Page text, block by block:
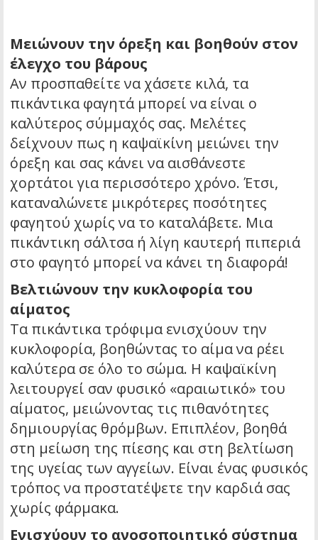
Μειώνουν την όρεξη και βοηθούν στον
έλεγχο του βάρους
Αν προσπαθείτε να χάσετε κιλά, τα
πικάντικα φαγητά μπορεί να είναι ο
καλύτερος σύμμαχός σας. Μελέτες
δείχνουν πως η καψαϊκίνη μειώνει την
όρεξη και σας κάνει να αισθάνεστε
χορτάτοι για περισσότερο χρόνο. Έτσι,
καταναλώνετε μικρότερες ποσότητες
φαγητού χωρίς να το καταλάβετε. Μια
πικάντικη σάλτσα ή λίγη καυτερή πιπεριά
στο φαγητό μπορεί να κάνει τη διαφορά!
Βελτιώνουν την κυκλοφορία του
αίματος
Τα πικάντικα τρόφιμα ενισχύουν την
κυκλοφορία, βοηθώντας το αίμα να ρέει
καλύτερα σε όλο το σώμα. Η καψαϊκίνη
λειτουργεί σαν φυσικό «αραιωτικό» του
αίματος, μειώνοντας τις πιθανότητες
δημιουργίας θρόμβων. Επιπλέον, βοηθά
στη μείωση της πίεσης και στη βελτίωση
της υγείας των αγγείων. Είναι ένας φυσικός
τρόπος να προστατέψετε την καρδιά σας
χωρίς φάρμακα.
Ενισχύουν το ανοσοποιητικό σύστημα